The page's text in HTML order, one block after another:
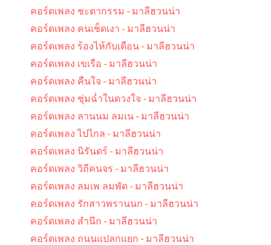
คอร์ดเพลง ชะตากรรม - มาลีฮวนน่า
คอร์ดเพลง คนเช็ดเงา - มาลีฮวนน่า
คอร์ดเพลง ร้องไห้กับเดือน - มาลีฮวนน่า
คอร์ดเพลง เขเรือ - มาลีฮวนน่า
คอร์ดเพลง คืนใจ - มาลีฮวนน่า
คอร์ดเพลง ชุ่มฉ่ำในดวงใจ - มาลีฮวนน่า
คอร์ดเพลง ลานนม ลมเน - มาลีฮวนน่า
คอร์ดเพลง ไปไกล - มาลีฮวนน่า
คอร์ดเพลง นิรันดร์ - มาลีฮวนน่า
คอร์ดเพลง วิถีคนจร - มาลีฮวนน่า
คอร์ดเพลง ลมเพ ลมพัด - มาลีฮวนน่า
คอร์ดเพลง รักสาวพรานนก - มาลีฮวนน่า
คอร์ดเพลง สำนึก - มาลีฮวนน่า
คอร์ดเพลง ถนนแปลกแยก - มาลีฮวนน่า